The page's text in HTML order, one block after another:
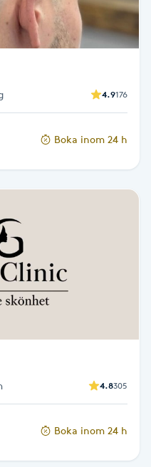
4.9176
Boka inom 24 h
4.8305
Boka inom 24 h